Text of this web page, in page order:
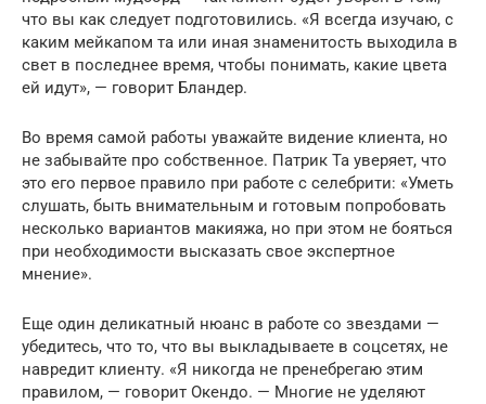
что вы как следует подготовились. «Я всегда изучаю, с
каким мейкапом та или иная знаменитость выходила в
свет в последнее время, чтобы понимать, какие цвета
ей идут», — говорит Бландер.
Во время самой работы уважайте видение клиента, но
не забывайте про собственное. Патрик Та уверяет, что
это его первое правило при работе с селебрити: «Уметь
слушать, быть внимательным и готовым попробовать
несколько вариантов макияжа, но при этом не бояться
при необходимости высказать свое экспертное
мнение».
Еще один деликатный нюанс в работе со звездами —
убедитесь, что то, что вы выкладываете в соцсетях, не
навредит клиенту. «Я никогда не пренебрегаю этим
правилом, — говорит Окендо. — Многие не уделяют